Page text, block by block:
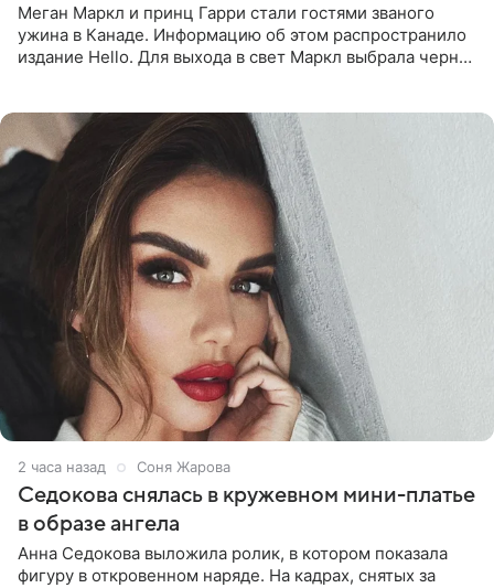
Меган Маркл и принц Гарри стали гостями званого
ужина в Канаде. Информацию об этом распространило
издание Hello. Для выхода в свет Маркл выбрала черное
2 часа назад Соня Жарова
Седокова снялась в кружевном мини-платье
в образе ангела
Анна Седокова выложила ролик, в котором показала
фигуру в откровенном наряде. На кадрах, снятых за